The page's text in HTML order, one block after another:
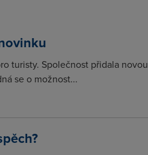
turisty. Společnost přidala novou
se o možnost...